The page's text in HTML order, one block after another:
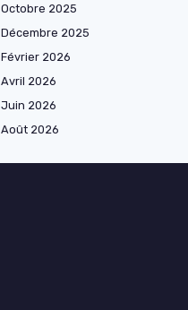
Octobre 2025
Décembre 2025
Février 2026
Avril 2026
Juin 2026
Août 2026